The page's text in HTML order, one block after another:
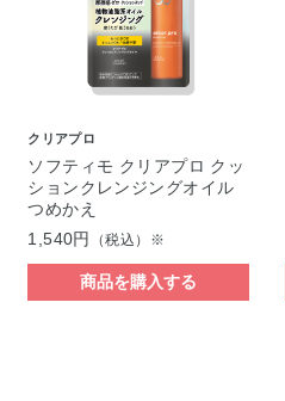
クリアプロ
ソフティモ クリアプロ クッ
ションクレンジングオイル
つめかえ
1,540円
（税込）※
商品を購入する